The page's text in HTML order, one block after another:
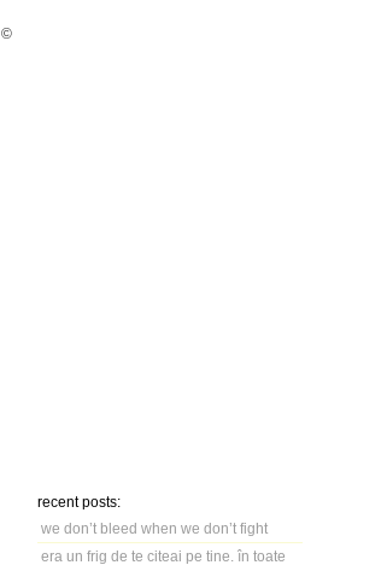
recent posts:
we don’t bleed when we don’t fight
era un frig de te citeai pe tine. în toate
©